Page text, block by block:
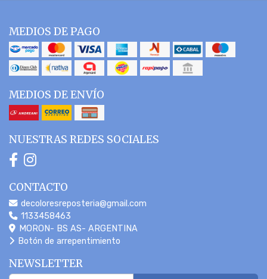
MEDIOS DE PAGO
MEDIOS DE ENVÍO
NUESTRAS REDES SOCIALES
CONTACTO
decoloresreposteria@gmail.com
1133458463
MORON- BS AS- ARGENTINA
Botón de arrepentimiento
NEWSLETTER